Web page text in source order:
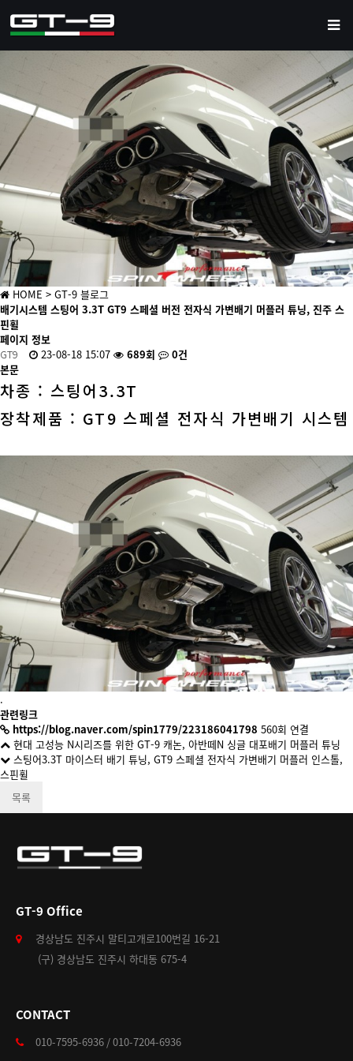
HOME > GT-9 블로그
배기시스템 스팅어 3.3T GT9 스페셜 버전 전자식 가변배기 머플러 튜닝, 진주 스
핀휠
페이지 정보
GT9
23-08-18 15:07 689회
0건
본문
차종 : 스팅어3.3T
장착제품 : GT9 스페셜 전자식 가변배기 시스템
.
관련링크
https://blog.naver.com/spin1779/223186041798 560회 연결
현대 고성능 N시리즈를 위한 GT-9 캐논, 아반떼N 싱글 대포배기 머플러 튜닝
스팅어3.3T 마이스터 배기 튜닝, GT9 스페셜 전자식 가변배기 머플러 인스톨,
스핀휠
목록
GT-9 Office
경상남도 진주시 말티고개로100번길 16-21
(구) 경상남도 진주시 하대동 675-4
CONTACT
010-7595-6936 / 010-7204-6936